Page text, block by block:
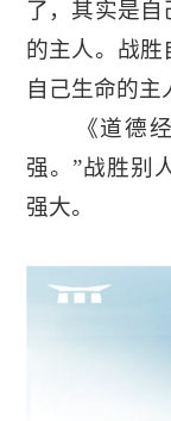
了，其实是自
的主人。战胜
自己生命的主
《道德经
强。”战胜别
强大。